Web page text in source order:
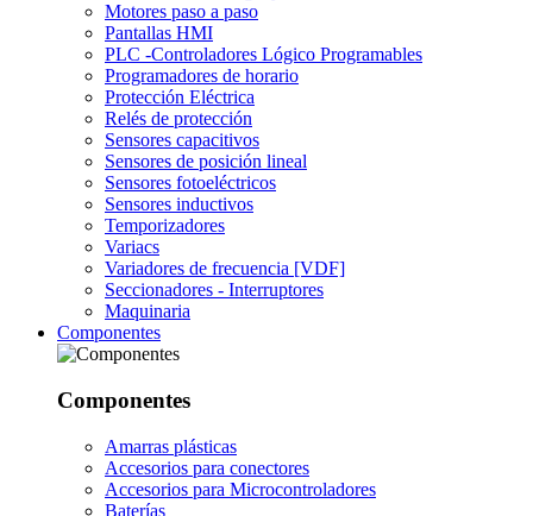
Motores paso a paso
Pantallas HMI
PLC -Controladores Lógico Programables
Programadores de horario
Protección Eléctrica
Relés de protección
Sensores capacitivos
Sensores de posición lineal
Sensores fotoeléctricos
Sensores inductivos
Temporizadores
Variacs
Variadores de frecuencia [VDF]
Seccionadores - Interruptores
Maquinaria
Componentes
Componentes
Amarras plásticas
Accesorios para conectores
Accesorios para Microcontroladores
Baterías